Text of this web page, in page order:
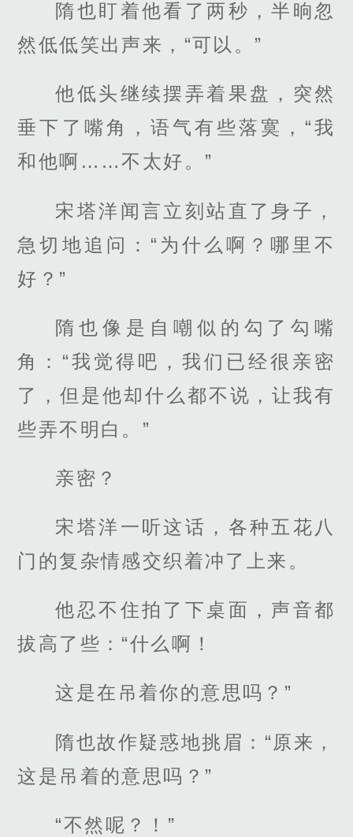
隋也盯着他看了两秒，半晌忽
然低低笑出声来，“可以。”
他低头继续摆弄着果盘，突然
垂下了嘴角，语气有些落寞，“我
和他啊……不太好。”
宋塔洋闻言立刻站直了身子，
急切地追问：“为什么啊？哪里不
好？”
隋也像是自嘲似的勾了勾嘴
角：“我觉得吧，我们已经很亲密
了，但是他却什么都不说，让我有
些弄不明白。”
亲密？
宋塔洋一听这话，各种五花八
门的复杂情感交织着冲了上来。
他忍不住拍了下桌面，声音都
拔高了些：“什么啊！
这是在吊着你的意思吗？”
隋也故作疑惑地挑眉：“原来，
这是吊着的意思吗？”
“不然呢？！”